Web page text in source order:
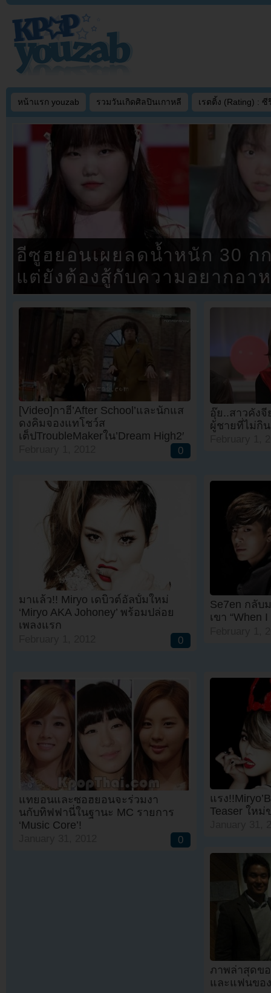
หน้าแรก youzab รวมวันเกิดศิลปินเกาหลี เรตติ้ง (Rating) : ซี
อีซูฮยอนเผยลดน้ำหนัก 30 ก
แต่ยังต้องสู้กับความอยากอา
[Video]กาฮี’After School’และนักแส
ดงคิมจองแทโชว์ส
เต็ปTroubleMakerใน’Dream High2′
0
อุ๊ย..สาวคังจี
ผู้ชายที่ไม่กิ
มาแล้ว!! Miryo เดบิวต์อัลบั้มใหม่
‘Miryo AKA Johoney’ พร้อมปล่อย
เพลงแรก
0
Se7en กลับ
เขา “When I
แทยอนและซอฮยอนจะร่วมงา
นกับทิฟฟานี่ในฐานะ MC รายการ
‘Music Core’!
0
แรง
Teaser ใหม่
ภาพล่าสุดขอ
และแฟนขอ